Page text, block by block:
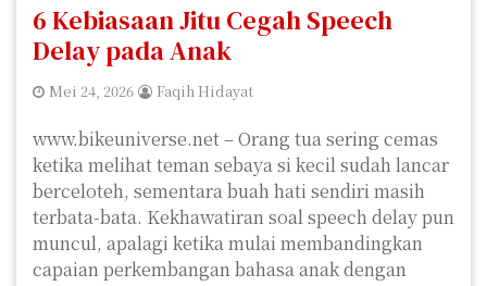
6 Kebiasaan Jitu Cegah Speech
Delay pada Anak
Mei 24, 2026 Faqih Hidayat
www.bikeuniverse.net – Orang tua sering cemas
ketika melihat teman sebaya si kecil sudah lancar
berceloteh, sementara buah hati sendiri masih
terbata-bata. Kekhawatiran soal speech delay pun
muncul, apalagi ketika mulai membandingkan
capaian perkembangan bahasa anak dengan